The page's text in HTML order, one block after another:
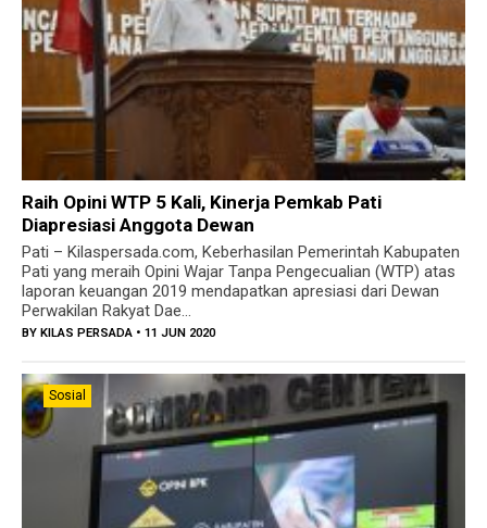
Puncak Acara HUT Bhayangkara Ke 73
Kabupaten Pati Dapatkan Penghargaan Kategori
Memuaskan Bidang Kearsipan
Raih Opini WTP 5 Kali, Kinerja Pemkab Pati
Diapresiasi Anggota Dewan
Pati – Kilaspersada.com, Keberhasilan Pemerintah Kabupaten
Pati yang meraih Opini Wajar Tanpa Pengecualian (WTP) atas
laporan keuangan 2019 mendapatkan apresiasi dari Dewan
Perwakilan Rakyat Dae...
BY KILAS PERSADA • 11 JUN 2020
Sosial